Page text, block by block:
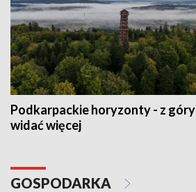
Podkarpackie horyzonty - z góry
widać więcej
GOSPODARKA